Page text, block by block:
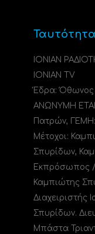
Ταυτότητα
ΙΟΝΙΑΝ
IONIAN TV
Έδρα: Όθωνος
ΑΝΩΝΥΜΗ
Πατρών, ΓΕΜΗ:
Μέτοχοι:
Σπυρίδων,
Εκπρόσωπος /
Καμπιώτης
Διαχειριστής
Σπυρίδων.
Μπάστα